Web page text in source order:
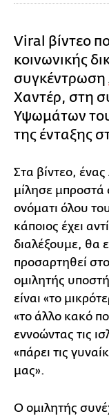
Viral βίντεο
κοινωνικής
συγκέντρωση
Χαντέρ, στη
Υψωμάτων
της ένταξης
Στα βίντεο,
μίλησε μπροστά
ονόματι όλου
κάποιος έχει
διαλέξουμε, θα
προσαρτηθεί
ομιλητής
είναι «το
«το άλλο κακό
εννοώντας τις
«πάρει τις
μας».
Ο ομιλητής